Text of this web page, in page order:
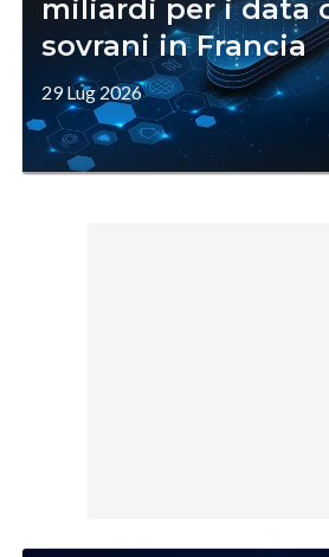
miliardi per i data
sovrani in Francia
29 Lug 2026